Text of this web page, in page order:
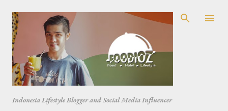
Skip to main content
Indonesia Lifestyle Blogger and Social Media Influencer